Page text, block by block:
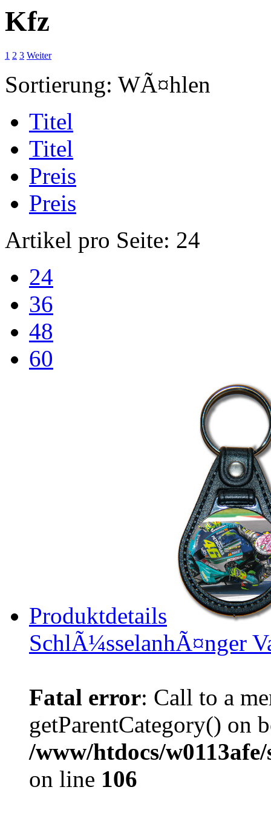
Kfz
1 2 3 Weiter
Sortierung: WÃ¤hlen
Titel
Titel
Preis
Preis
Artikel pro Seite: 24
24
36
48
60
Produktdetails
SchlÃ¼sselanhÃ¤nger
Fatal error: Call to a
getParentCategory() on
/www/htdocs/
on line 106